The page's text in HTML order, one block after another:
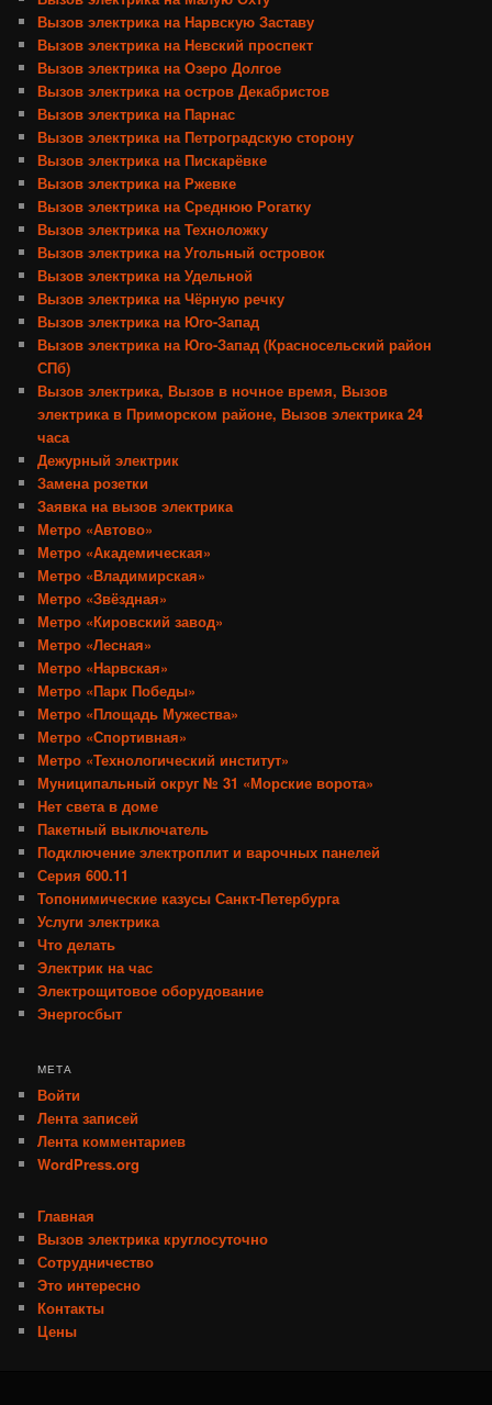
Вызов электрика на Нарвскую Заставу
Вызов электрика на Невский проспект
Вызов электрика на Озеро Долгое
Вызов электрика на остров Декабристов
Вызов электрика на Парнас
Вызов электрика на Петроградскую сторону
Вызов электрика на Пискарёвке
Вызов электрика на Ржевке
Вызов электрика на Среднюю Рогатку
Вызов электрика на Техноложку
Вызов электрика на Угольный островок
Вызов электрика на Удельной
Вызов электрика на Чёрную речку
Вызов электрика на Юго-Запад
Вызов электрика на Юго-Запад (Красносельский район
СПб)
Вызов электрика, Вызов в ночное время, Вызов
электрика в Приморском районе, Вызов электрика 24
часа
Дежурный электрик
Замена розетки
Заявка на вызов электрика
Метро «Автово»
Метро «Академическая»
Метро «Владимирская»
Метро «Звёздная»
Метро «Кировский завод»
Метро «Лесная»
Метро «Нарвская»
Метро «Парк Победы»
Метро «Площадь Мужества»
Метро «Спортивная»
Метро «Технологический институт»
Муниципальный округ № 31 «Морские ворота»
Нет света в доме
Пакетный выключатель
Подключение электроплит и варочных панелей
Серия 600.11
Топонимические казусы Санкт-Петербурга
Услуги электрика
Что делать
Электрик на час
Электрощитовое оборудование
Энергосбыт
МЕТА
Войти
Лента записей
Лента комментариев
WordPress.org
Главная
Вызов электрика круглосуточно
Сотрудничество
Это интересно
Контакты
Цены